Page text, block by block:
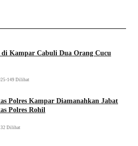
di Kampar Cabuli Dua Orang Cucu
•149 Dilihat
Polres Kampar Diamanahkan Jabat
Polres Rohil
Dilihat